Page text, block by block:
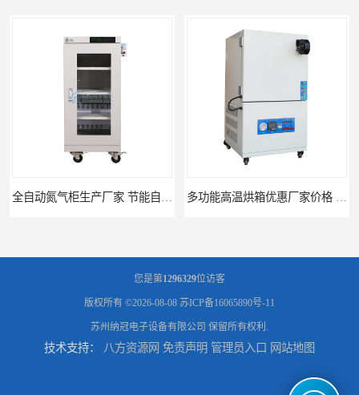
您是第1296329位访客
版权所有 ©2026-08-08 苏ICP备16065890号-11
苏州纳冠电子设备有限公司 保留所有权利.
技术支持： 八方资源网 免责声明 管理员入口 网站地图